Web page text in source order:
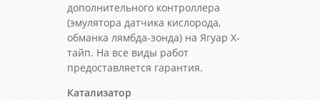
дополнительного контроллера
(эмулятора датчика кислорода,
обманка лямбда-зонда) на Ягуар Х-
тайп. На все виды работ
предоставляется гарантия.
Катализатор